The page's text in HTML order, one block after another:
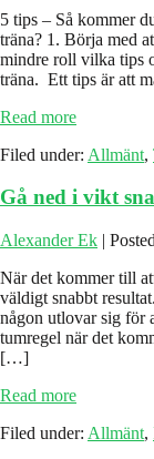
5 tips – Så kommer
träna? 1. Börja med
mindre roll vilka tips
träna. Ett tips är att
Read more5
–
kommer
enkelt
igång
med
träningen!
Filed under: Allmänt,
Gå ned i vikt
Alexander Ek |
När det kommer till
väldigt snabbt
någon utlovar sig för
tumregel när det
[…]
Read moreGå
i
Filed under: Allmänt,